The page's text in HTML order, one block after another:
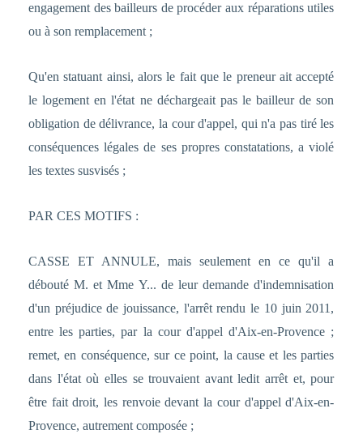
engagement des bailleurs de procéder aux réparations utiles
ou à son remplacement ;
Qu'en statuant ainsi, alors le fait que le preneur ait accepté
le logement en l'état ne déchargeait pas le bailleur de son
obligation de délivrance, la cour d'appel, qui n'a pas tiré les
conséquences légales de ses propres constatations, a violé
les textes susvisés ;
PAR CES MOTIFS :
CASSE ET ANNULE, mais seulement en ce qu'il a
débouté M. et Mme Y... de leur demande d'indemnisation
d'un préjudice de jouissance, l'arrêt rendu le 10 juin 2011,
entre les parties, par la cour d'appel d'Aix-en-Provence ;
remet, en conséquence, sur ce point, la cause et les parties
dans l'état où elles se trouvaient avant ledit arrêt et, pour
être fait droit, les renvoie devant la cour d'appel d'Aix-en-
Provence, autrement composée ;